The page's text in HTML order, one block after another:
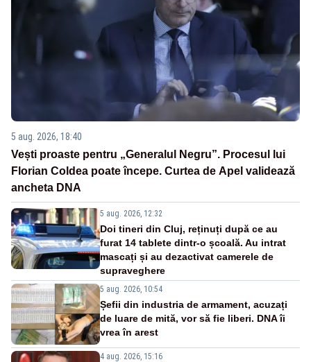
5 aug. 2026, 18:40
Vești proaste pentru „Generalul Negru”. Procesul lui
Florian Coldea poate începe. Curtea de Apel validează
ancheta DNA
5 aug. 2026, 12:32
Doi tineri din Cluj, reținuți după ce au
furat 14 tablete dintr-o școală. Au intrat
mascați și au dezactivat camerele de
supraveghere
5 aug. 2026, 10:54
Șefii din industria de armament, acuzați
de luare de mită, vor să fie liberi. DNA îi
vrea în arest
4 aug. 2026, 15:16